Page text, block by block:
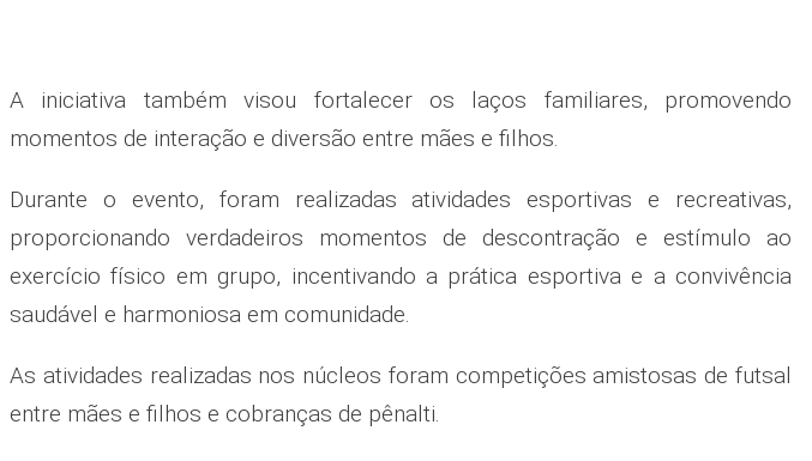
A iniciativa também visou fortalecer os laços familiares, promovendo
momentos de interação e diversão entre mães e filhos.
Durante o evento, foram realizadas atividades esportivas e recreativas,
proporcionando verdadeiros momentos de descontração e estímulo ao
exercício físico em grupo, incentivando a prática esportiva e a convivência
saudável e harmoniosa em comunidade.
As atividades realizadas nos núcleos foram competições amistosas de futsal
entre mães e filhos e cobranças de pênalti.